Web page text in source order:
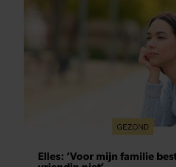
GEZOND
Elles: ‘Voor mijn familie